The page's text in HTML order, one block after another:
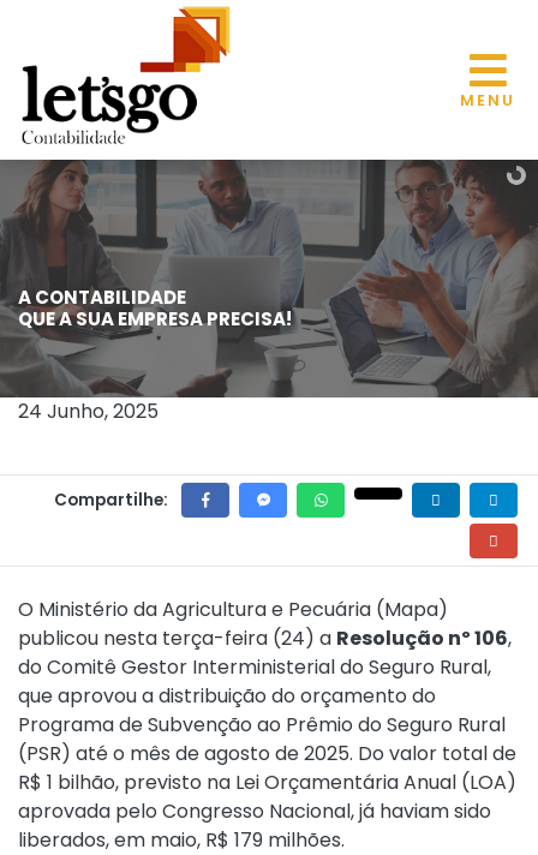
MENU
A CONTABILIDADE
QUE A SUA EMPRESA PRECISA!
GOVERNO ANUNCIA A LIBERAÇÃO DE
MAIS RECURSOS PARA A
CONTRATAÇÃO DE SEGURO RURAL
24 Junho, 2025
Compartilhe:
O Ministério da Agricultura e Pecuária (Mapa)
publicou nesta terça-feira (24) a Resolução nº 106,
do Comitê Gestor Interministerial do Seguro Rural,
que aprovou a distribuição do orçamento do
Programa de Subvenção ao Prêmio do Seguro Rural
(PSR) até o mês de agosto de 2025. Do valor total de
R$ 1 bilhão, previsto na Lei Orçamentária Anual (LOA)
aprovada pelo Congresso Nacional, já haviam sido
liberados, em maio, R$ 179 milhões.